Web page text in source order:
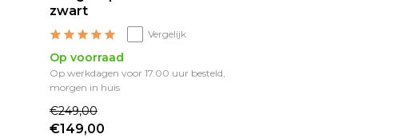
zwart
Vergelijk
Op voorraad
Op werkdagen voor 17.00 uur besteld,
morgen in huis
€249,00
€149,00